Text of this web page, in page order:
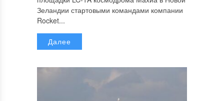
Зеландии стартовыми командами компании
Rocket...
Далее